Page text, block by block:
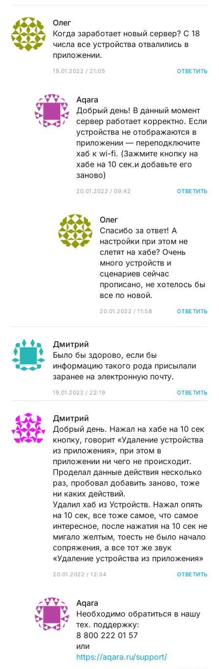
Олег
Когда заработает новый сервер? С 18
числа все устройства отвалились в
приложении.
19.01.2022 / 21:05 ОТВЕТИТЬ
Aqara
Добрый день! В данный момент
сервер работает корректно. Если
устройства не отображаются в
приложении — переподключите
хаб к wi-fi. (Зажмите кнопку на
хабе на 10 сек.и добавьте его
заново)
20.01.2022 / 09:42 ОТВЕТИТЬ
Олег
Спасибо за ответ! А
настройки при этом не
слетят на хабе? Очень
много устройств и
сценариев сейчас
прописано, не хотелось бы
все по новой.
20.01.2022 / 11:58 ОТВЕТИТЬ
Дмитрий
Было бы здорово, если бы
информацию такого рода присылали
заранее на электронную почту.
19.01.2022 / 22:19 ОТВЕТИТЬ
Дмитрий
Добрый день. Нажал на хабе на 10 сек
кнопку, говорит «Удаление устройства
из приложения», при этом в
приложении ни чего не происходит.
Проделал данные действия несколько
раз, пробовал добавить заново, тоже
ни каких действий.
Удалил хаб из Устройств. Нажал опять
на 10 сек, все тоже самое, что самое
интересное, после нажатия на 10 сек не
мигало желтым, тоесть не было начало
сопряжения, а все тот же звук
«Удаление устройства из приложения»
20.01.2022 / 12:34 ОТВЕТИТЬ
Aqara
Необходимо обратиться в нашу
тех. поддержку:
8 800 222 01 57
или
https://aqara.ru/support/